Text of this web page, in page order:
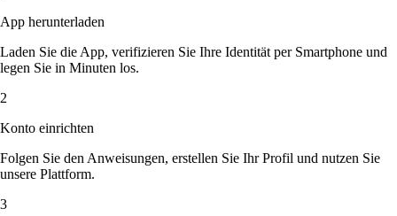
App herunterladen
Laden Sie die App, verifizieren Sie Ihre Identität per Smartphone und
legen Sie in Minuten los.
2
Konto einrichten
Folgen Sie den Anweisungen, erstellen Sie Ihr Profil und nutzen Sie
unsere Plattform.
3